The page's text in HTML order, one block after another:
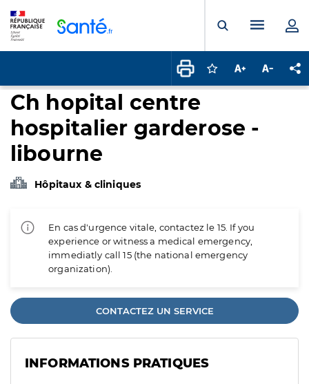
Ouvrir laMenu
Connectez-vous
Augmenter la
Ch hopital centre
hospitalier garderose -
libourne
Hôpitaux & cliniques
En cas d'urgence vitale, contactez le 15. If you
experience or witness a medical emergency,
immediatly call 15 (the national emergency
organization).
CONTACTEZ UN SERVICE
INFORMATIONS PRATIQUES